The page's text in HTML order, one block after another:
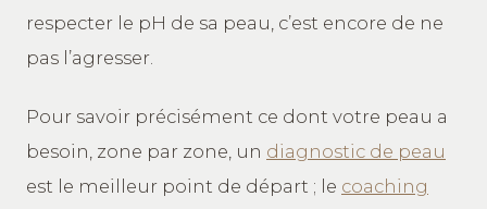
respecter le pH de sa peau, c’est encore de ne
pas l’agresser.
Pour savoir précisément ce dont votre peau a
besoin, zone par zone, un diagnostic de peau
est le meilleur point de départ ; le coaching